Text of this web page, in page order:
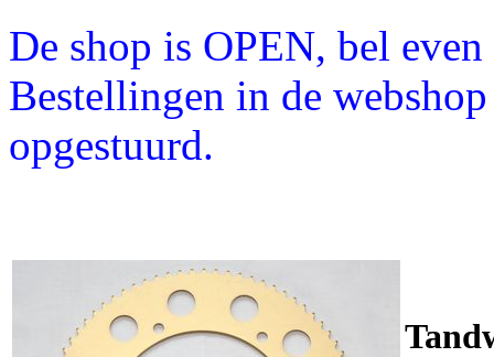
De shop is OPEN, bel
Bestellingen in de
opgestuurd.